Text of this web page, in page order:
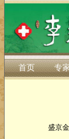
首页 专
盛京